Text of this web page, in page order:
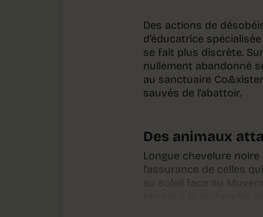
Des actions de
d’éducatrice
se fait plus discrète.
nullement abandonné
au sanctuaire
sauvés de l’abattoir.
Des animaux
Longue chevelure
l’assurance de celles
au soleil face au